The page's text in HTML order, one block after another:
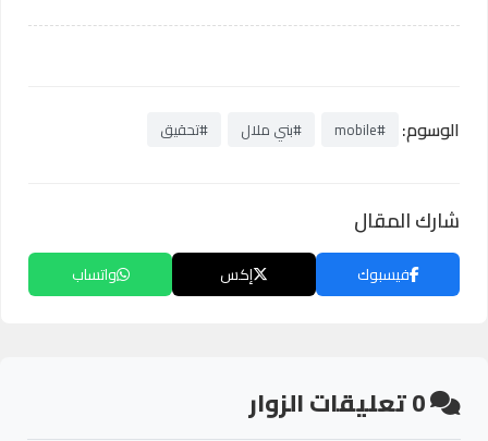
الوسوم: #mobile #بني ملال #تحقيق
شارك المقال
فيسبوك إكس واتساب
0تعليقات الزوار